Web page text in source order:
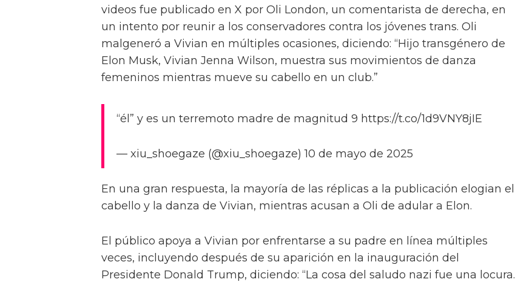
videos fue publicado en X por Oli London, un comentarista de derecha, en
un intento por reunir a los conservadores contra los jóvenes trans. Oli
malgeneró a Vivian en múltiples ocasiones, diciendo: “Hijo transgénero de
Elon Musk, Vivian Jenna Wilson, muestra sus movimientos de danza
femeninos mientras mueve su cabello en un club.”
“él” y es un terremoto madre de magnitud 9 https://t.co/1d9VNY8jIE
— xiu_shoegaze (@xiu_shoegaze) 10 de mayo de 2025
En una gran respuesta, la mayoría de las réplicas a la publicación elogian el
cabello y la danza de Vivian, mientras acusan a Oli de adular a Elon.
El público apoya a Vivian por enfrentarse a su padre en línea múltiples
veces, incluyendo después de su aparición en la inauguración del
Presidente Donald Trump, diciendo: “La cosa del saludo nazi fue una locura.